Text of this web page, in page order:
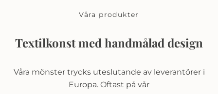
Våra produkter
Textilkonst med handmålad design
Våra mönster trycks uteslutande av leverantörer i
Europa. Oftast på vår